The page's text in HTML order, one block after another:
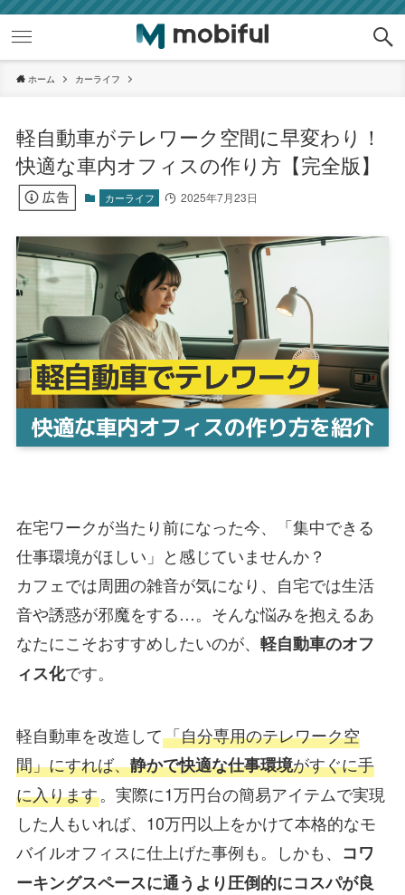
ホーム カーライフ
軽自動車がテレワーク空間に早変わり！
快適な車内オフィスの作り方【完全版】
カーライフ 2025年7月23日
在宅ワークが当たり前になった今、「集中できる
仕事環境がほしい」と感じていませんか？
カフェでは周囲の雑音が気になり、自宅では生活
音や誘惑が邪魔をする…。そんな悩みを抱えるあ
なたにこそおすすめしたいのが、 軽自動車のオフ
ィス化です。
軽自動車を改造して「自分専用のテレワーク空
間」にすれば、静かで快適な仕事環境がすぐに手
に入ります。実際に1万円台の簡易アイテムで実現
した人もいれば、10万円以上をかけて本格的なモ
バイルオフィスに仕上げた事例も。しかも、 コワ
ーキングスペースに通うより圧倒的にコスパが良